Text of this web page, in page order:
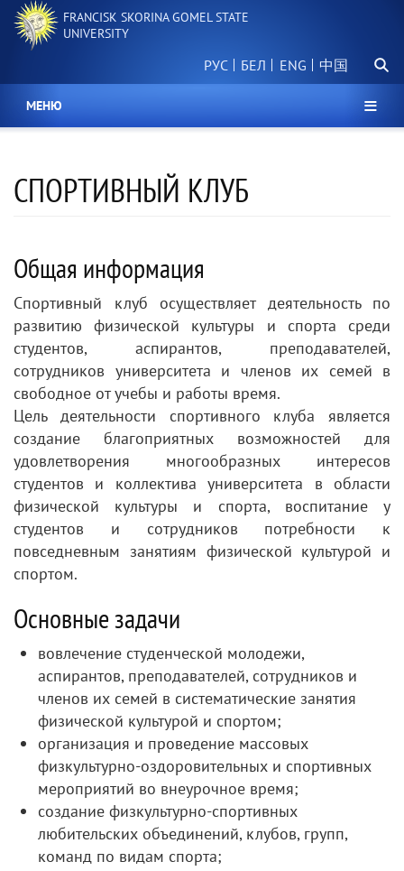
Skip
main
FRANCISK SKORINA GOMEL STATE
UNIVERSITY
РУС БЕЛ 中国
МЕНЮ
СПОРТИВНЫЙ КЛУБ
Общая информация
Спортивный клуб осуществляет деятельность по
развитию физической культуры и спорта среди
студентов, аспирантов, преподавателей,
сотрудников университета и членов их семей в
свободное от учебы и работы время.
Цель деятельности спортивного клуба является
создание благоприятных возможностей для
удовлетворения многообразных интересов
студентов и коллектива университета в области
физической культуры и спорта, воспитание у
студентов и сотрудников потребности к
повседневным занятиям физической культурой и
спортом.
Основные задачи
вовлечение студенческой молодежи,
аспирантов, преподавателей, сотрудников и
членов их семей в систематические занятия
физической культурой и спортом;
организация и проведение массовых
физкультурно-оздоровительных и спортивных
мероприятий во внеурочное время;
создание физкультурно-спортивных
любительских объединений, клубов, групп,
команд по видам спорта;